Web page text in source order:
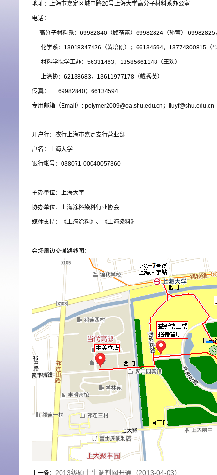
地址：上海市嘉定区城中路20号上海大学高分子材料系办公室
电话：
高分子材料系：69982840（顾蓓蕾）69982824（孙莺）
化学系：13918347426（黄培刚）；66134594，13774300815（
材料学院学工办：56331463，13585661148（王欢）
上涂协：62138683，13611977178（戴秀英）
传真： 69982840；66134594
专用邮箱（Email）: polymer2009@oa.shu.edu.cn； liuyf@shu.edu.cn
开户行：农行上海市嘉定支行营业部
户名：上海大学
银行帐号：038071-00040057360
主办单位：上海大学
协办单位：上海涂料染料行业协会
媒体支持：《上海涂料》、《上海染料》
会场周边交通路线图：
上一条： 2013级硕士生调剂网开通（2013-04-03）